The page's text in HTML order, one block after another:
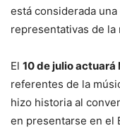
está considerada
representativas de la
El 10 de julio actuará
referentes de la
hizo historia al
en presentarse en el